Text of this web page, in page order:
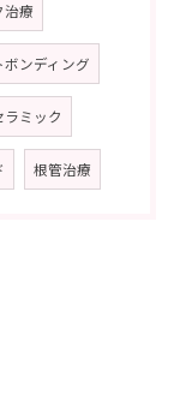
治療
ンディング
ラミック
根管治療